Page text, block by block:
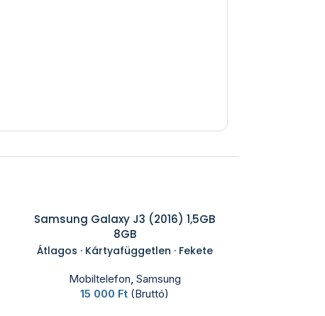
Samsung Galaxy J3 (2016) 1,5GB
8GB
Átlagos · Kártyafüggetlen · Fekete
Mobiltelefon, Samsung
15 000 Ft (Bruttó)